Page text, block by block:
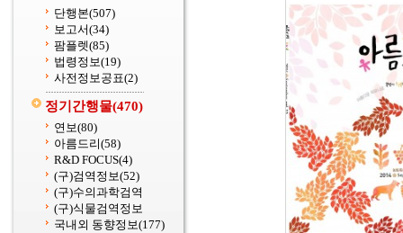
단행본(507)
보고서(34)
팜플렛(85)
법령정보(19)
사전정보공표(2)
정기간행물(470)
연보(80)
아름드리(58)
R&D FOCUS(4)
(구)검역정보(52)
(구)수의과학검역
(구)식물검역정보
국내외 동향정보(177)